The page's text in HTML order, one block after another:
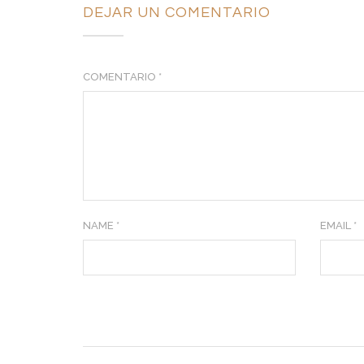
DEJAR UN COMENTARIO
COMENTARIO *
NAME * EMAIL *